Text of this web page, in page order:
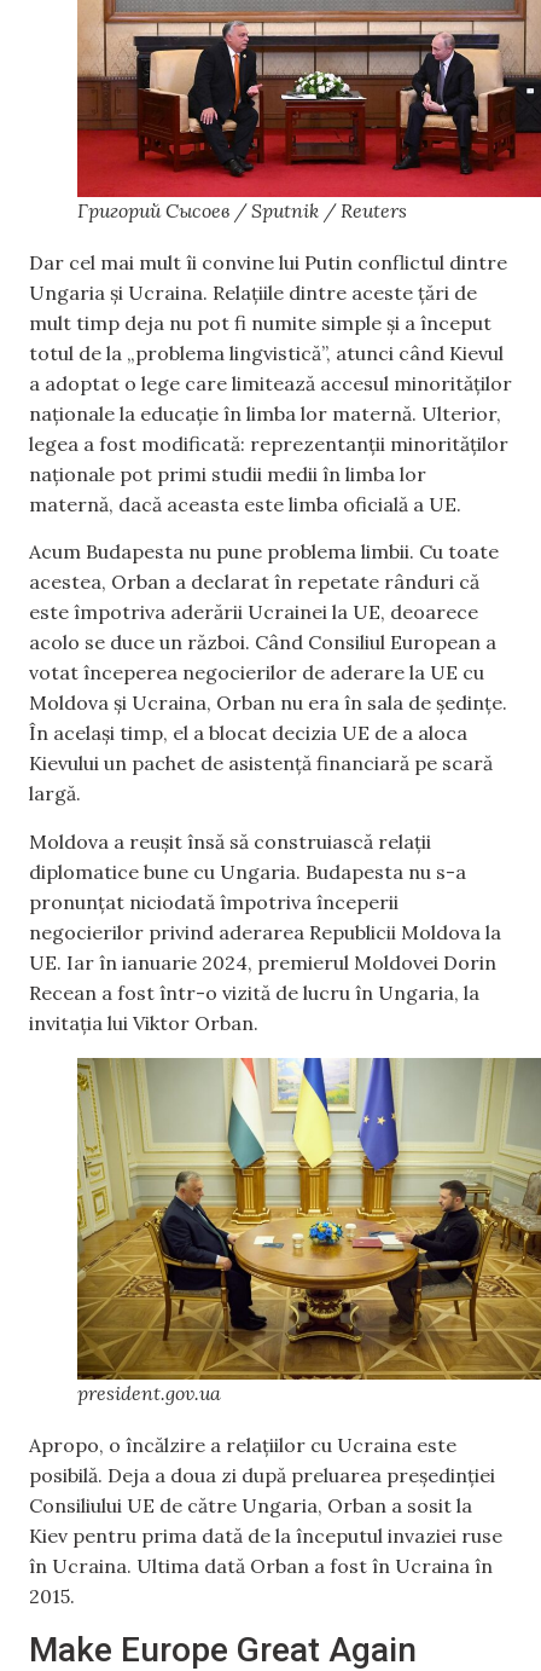
Григорий Сысоев / Sputnik / Reuters
Dar cel mai mult îi convine lui Putin conflictul dintre
Ungaria și Ucraina. Relațiile dintre aceste țări de
mult timp deja nu pot fi numite simple și a început
totul de la „problema lingvistică”, atunci când Kievul
a adoptat o lege care limitează accesul minorităților
naționale la educație în limba lor maternă. Ulterior,
legea a fost modificată: reprezentanții minorităților
naționale pot primi studii medii în limba lor
maternă, dacă aceasta este limba oficială a UE.
Acum Budapesta nu pune problema limbii. Cu toate
acestea, Orban a declarat în repetate rânduri că
este împotriva aderării Ucrainei la UE, deoarece
acolo se duce un război. Când Consiliul European a
votat începerea negocierilor de aderare la UE cu
Moldova și Ucraina, Orban nu era în sala de ședințe.
În același timp, el a blocat decizia UE de a aloca
Kievului un pachet de asistență financiară pe scară
largă.
Moldova a reuşit însă să construiască relaţii
diplomatice bune cu Ungaria. Budapesta nu s-a
pronunțat niciodată împotriva începerii
negocierilor privind aderarea Republicii Moldova la
UE. Iar în ianuarie 2024, premierul Moldovei Dorin
Recean a fost într-o vizită de lucru în Ungaria, la
invitația lui Viktor Orban.
president.gov.ua
Apropo, o încălzire a relațiilor cu Ucraina este
posibilă. Deja a doua zi după preluarea președinției
Consiliului UE de către Ungaria, Orban a sosit la
Kiev pentru prima dată de la începutul invaziei ruse
în Ucraina. Ultima dată Orban a fost în Ucraina în
2015.
Make Europe Great Again